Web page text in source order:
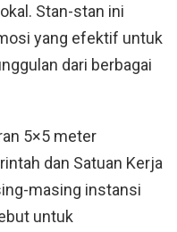
Stan-stan ini
yang efektif untuk
dari berbagai
5×5 meter
dan Satuan Kerja
masing instansi
untuk